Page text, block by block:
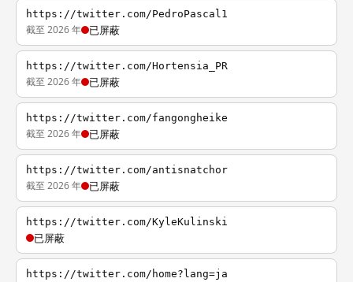
https://twitter.com/PedroPascal1
截至 2026 年 已屏蔽
https://twitter.com/Hortensia_PR
截至 2026 年 已屏蔽
https://twitter.com/fangongheike
截至 2026 年 已屏蔽
https://twitter.com/antisnatchor
截至 2026 年 已屏蔽
https://twitter.com/KyleKulinski
已屏蔽
https://twitter.com/home?lang=ja